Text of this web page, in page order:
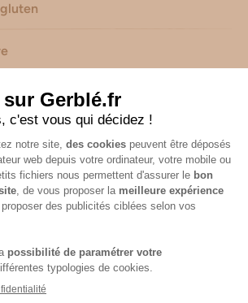
les réseaux !
de tri de nos emballages
de nos emballages
-Avis & notes collectés parShopadvizor